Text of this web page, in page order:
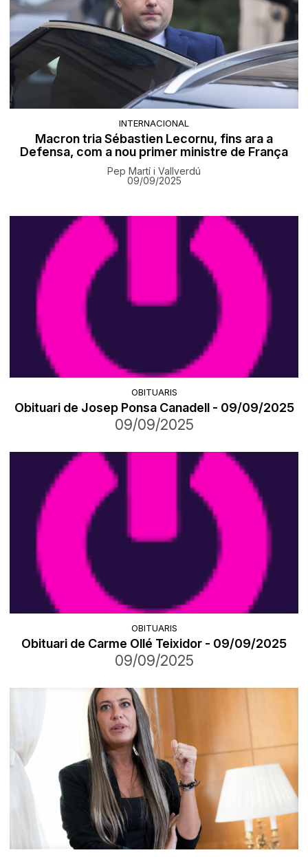
INTERNACIONAL
Macron tria Sébastien Lecornu, fins ara a
Defensa, com a nou primer ministre de França
Pep Martí i Vallverdú
09/09/2025
OBITUARIS
Obituari de Josep Ponsa Canadell - 09/09/2025
09/09/2025
OBITUARIS
Obituari de Carme Ollé Teixidor - 09/09/2025
09/09/2025